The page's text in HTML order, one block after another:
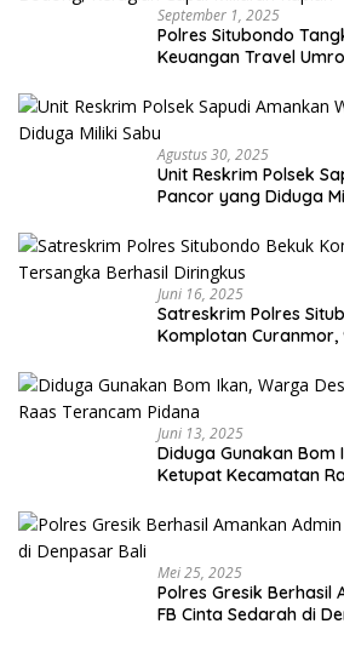
September 1, 2025
Polres Situbondo
Keuangan Travel
Agustus 30, 2025
Unit Reskrim Polsek
Pancor yang Diduga
Juni 16, 2025
Satreskrim Polres
Komplotan Curanmor,
Juni 13, 2025
Diduga Gunakan Bom
Ketupat Kecamatan
Mei 25, 2025
Polres Gresik Berhasil
FB Cinta Sedarah di